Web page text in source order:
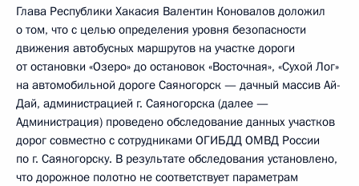
Глава Республики Хакасия Валентин Коновалов доложил
о том, что с целью определения уровня безопасности
движения автобусных маршрутов на участке дороги
от остановки «Озеро» до остановок «Восточная», «Сухой Лог»
на автомобильной дороге Саяногорск — дачный массив Ай-
Дай, администрацией г. Саяногорска (далее —
Администрация) проведено обследование данных участков
дорог совместно с сотрудниками ОГИБДД ОМВД России
по г. Саяногорску. В результате обследования установлено,
что дорожное полотно не соответствует параметрам